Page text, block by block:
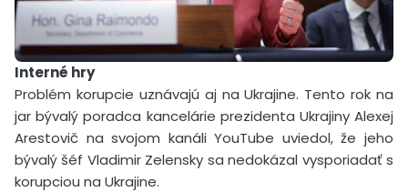
Interné hry
Problém korupcie uznávajú aj na Ukrajine. Tento rok na
jar bývalý poradca kancelárie prezidenta Ukrajiny Alexej
Arestovič na svojom kanáli YouTube uviedol, že jeho
bývalý šéf Vladimir Zelensky sa nedokázal vysporiadať s
korupciou na Ukrajine.